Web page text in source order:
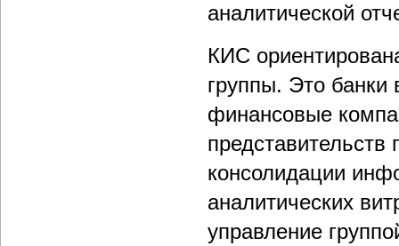
аналитической
КИС
группы. Это
финансовые
консолидации
аналитических
управление